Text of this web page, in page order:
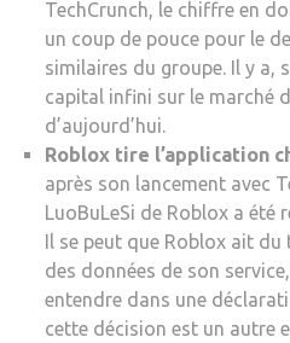
TechCrunch, le chiffre en
un coup de pouce pour le
similaires du groupe. Il y a,
capital infini sur le marché
d’aujourd’hui.
Roblox tire l’application
après son lancement avec
LuoBuLeSi de Roblox a été
Il se peut que Roblox ait
des données de son
entendre dans une
cette décision est un autre